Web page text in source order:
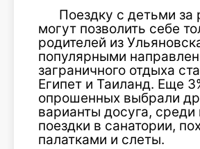
Поездку с детьми за
могут позволить себе
родителей из
популярными
заграничного отдыха
Египет и Таиланд. Еще
опрошенных выбрали
варианты досуга, среди
поездки в санатории,
палатками и слеты.